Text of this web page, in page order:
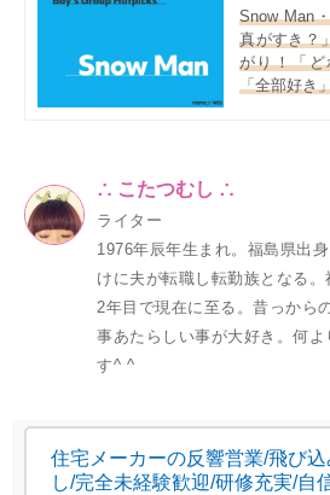
Snow Man
真がすき？
がり！「
「全部好き」
∴ こたつむし ∴
ライター
1976年辰年生まれ。福島県出
けに夫が転職し転勤族となる
2年目で現在に至る。昔っから
事あたらしい事が大好き。何
す^ ^
住宅メーカーの反響営業/飛び
し/完全未経験歓迎/研修充実/自